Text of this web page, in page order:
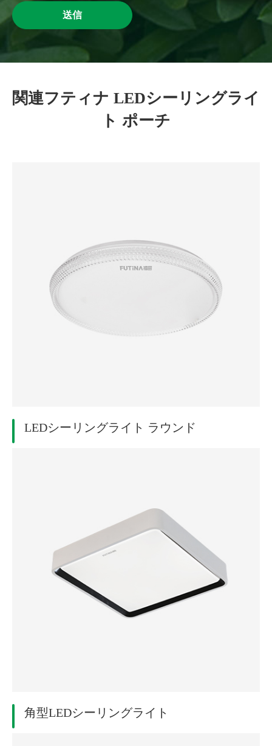
送信
関連フティナ LEDシーリングライ
ト ポーチ
LEDシーリングライト ラウンド
角型LEDシーリングライト